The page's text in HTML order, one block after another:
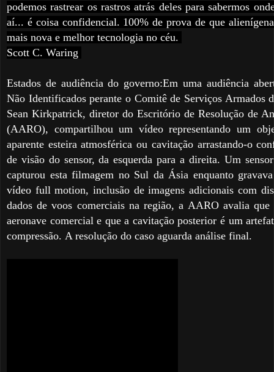
podemos rastrear os rastros atrás deles para sabermos
aí... é coisa confidencial. 100% de prova de que
mais nova e melhor tecnologia no céu.
Scott C. Waring
Estados de audiência do governo:Em uma audiência
Não Identificados perante o Comitê de Serviços Armados
Sean Kirkpatrick, diretor do Escritório de Resolução de
(AARO), compartilhou um vídeo representando um
aparente esteira atmosférica ou cavitação arrastando-o
de visão do sensor, da esquerda para a direita. Um
capturou esta filmagem no Sul da Ásia enquanto
vídeo full motion, inclusão de imagens adicionais com
dados de voos comerciais na região, a AARO avalia
aeronave comercial e que a cavitação posterior é um
compressão. A resolução do caso aguarda análise final.